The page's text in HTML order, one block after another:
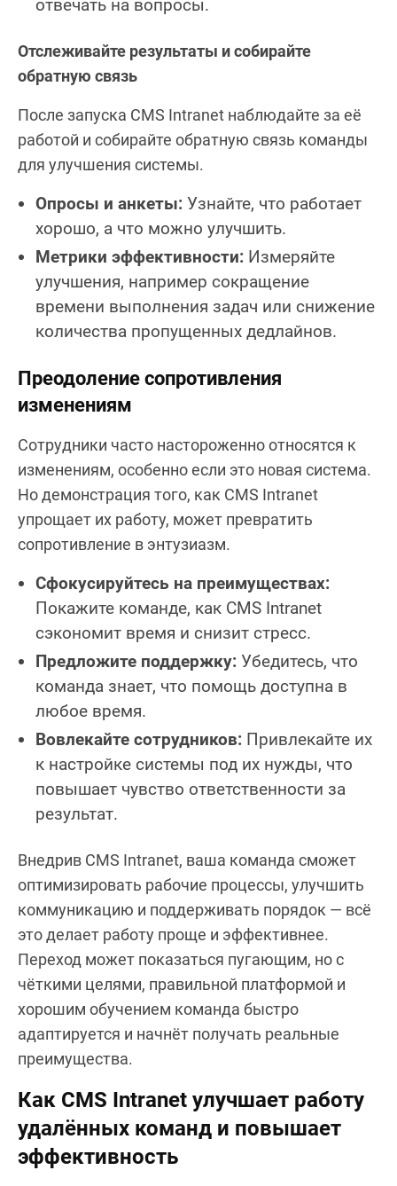
отвечать на вопросы.
Отслеживайте результаты и собирайте
обратную связь
После запуска CMS Intranet наблюдайте за её
работой и собирайте обратную связь команды
для улучшения системы.
Опросы и анкеты: Узнайте, что работает
хорошо, а что можно улучшить.
Метрики эффективности: Измеряйте
улучшения, например сокращение
времени выполнения задач или снижение
количества пропущенных дедлайнов.
Преодоление сопротивления
изменениям
Сотрудники часто настороженно относятся к
изменениям, особенно если это новая система.
Но демонстрация того, как CMS Intranet
упрощает их работу, может превратить
сопротивление в энтузиазм.
Сфокусируйтесь на преимуществах:
Покажите команде, как CMS Intranet
сэкономит время и снизит стресс.
Предложите поддержку: Убедитесь, что
команда знает, что помощь доступна в
любое время.
Вовлекайте сотрудников: Привлекайте их
к настройке системы под их нужды, что
повышает чувство ответственности за
результат.
Внедрив CMS Intranet, ваша команда сможет
оптимизировать рабочие процессы, улучшить
коммуникацию и поддерживать порядок — всё
это делает работу проще и эффективнее.
Переход может показаться пугающим, но с
чёткими целями, правильной платформой и
хорошим обучением команда быстро
адаптируется и начнёт получать реальные
преимущества.
Как CMS Intranet улучшает работу
удалённых команд и повышает
эффективность